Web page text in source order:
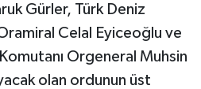
Gürler, Türk Deniz
Celal Eyiceoğlu ve
Orgeneral Muhsin
olan ordunun üst